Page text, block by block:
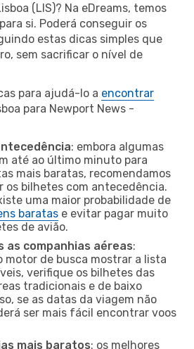
(LIS)? Na eDreams, temos
si. Poderá conseguir os
estas dicas simples que
sem sacrificar o nível de
para ajudá-lo a encontrar
para Newport News -
: embora algumas
até ao último minuto para
mais baratas, recomendamos
os bilhetes com antecedência.
uma maior probabilidade de
baratas e evitar pagar muito
de avião.
as companhias aéreas:
motor de busca mostrar a lista
verifique os bilhetes das
tradicionais e de baixo
se as datas da viagem não
ser mais fácil encontrar voos
mais baratos: os melhores